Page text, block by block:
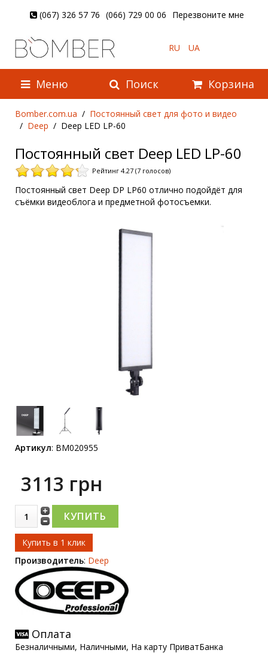
(067) 326 57 76 (066) 729 00 06 Перезвоните мне
RU UA
Меню Поиск Корзина
Bomber.com.ua
Постоянный свет для фото и видео
Deep
Deep LED LP-60
Постоянный свет Deep LED LP-60
Рейтинг 4.27 (7 голосов)
Постоянный свет Deep DP LP60 отлично подойдёт для
съёмки видеоблога и предметной фотосъемки.
Артикул: BM020955
3113 грн
Купить в 1 клик
Производитель: Deep
Оплата
Безналичными, Наличными, На карту ПриватБанка